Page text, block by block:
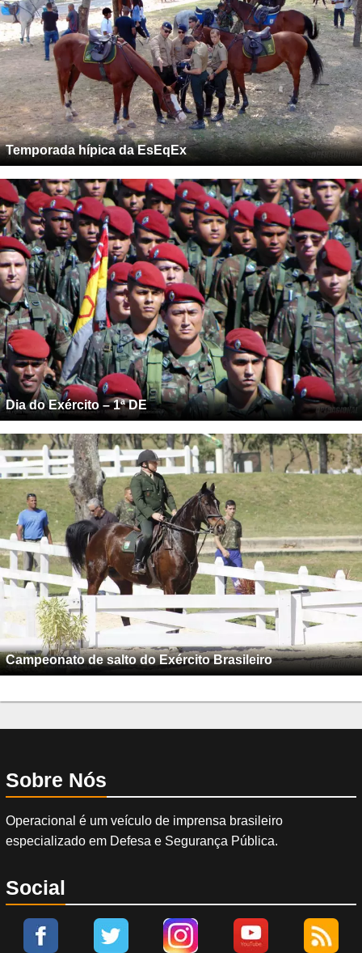
Temporada hípica da EsEqEx
Dia do Exército – 1ª DE
Campeonato de salto do Exército Brasileiro
Sobre Nós
Operacional é um veículo de imprensa brasileiro
especializado em Defesa e Segurança Pública.
Social